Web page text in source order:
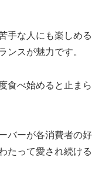
手な人にも楽しめ
ンスが魅力です。
食べ始めると止ま
バーが各消費者の
たって愛され続け